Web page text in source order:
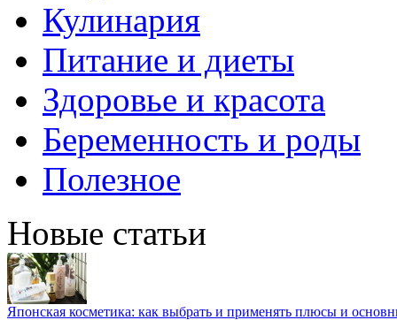
Кулинария
Питание и диеты
Здоровье и красота
Беременность и роды
Полезное
Новые статьи
Японская косметика: как выбрать и применять плюсы и